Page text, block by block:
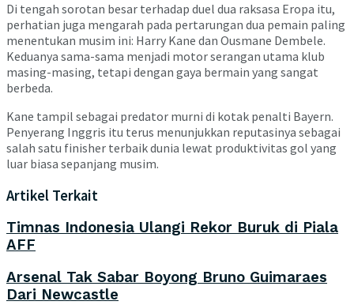
Di tengah sorotan besar terhadap duel dua raksasa Eropa itu,
perhatian juga mengarah pada pertarungan dua pemain paling
menentukan musim ini: Harry Kane dan Ousmane Dembele.
Keduanya sama-sama menjadi motor serangan utama klub
masing-masing, tetapi dengan gaya bermain yang sangat
berbeda.
Kane tampil sebagai predator murni di kotak penalti Bayern.
Penyerang Inggris itu terus menunjukkan reputasinya sebagai
salah satu finisher terbaik dunia lewat produktivitas gol yang
luar biasa sepanjang musim.
Artikel Terkait
Timnas Indonesia Ulangi Rekor Buruk di Piala
AFF
Arsenal Tak Sabar Boyong Bruno Guimaraes
Dari Newcastle